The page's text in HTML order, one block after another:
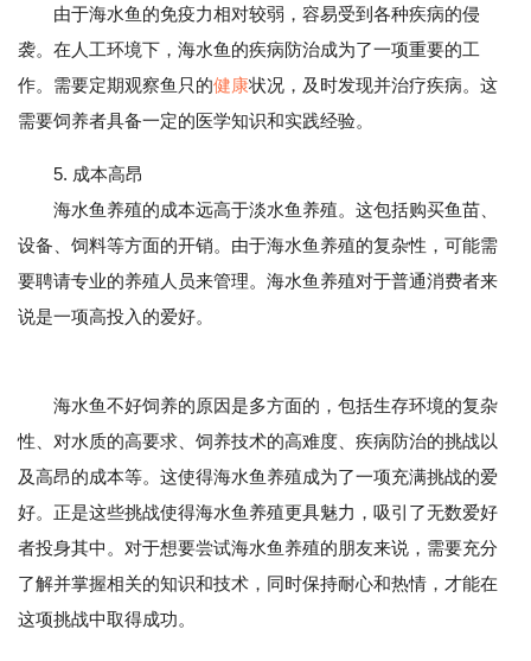
由于海水鱼的免疫力相对较弱，容易受到各种疾病的侵
袭。在人工环境下，海水鱼的疾病防治成为了一项重要的工
作。需要定期观察鱼只的健康状况，及时发现并治疗疾病。这
需要饲养者具备一定的医学知识和实践经验。
5. 成本高昂
海水鱼养殖的成本远高于淡水鱼养殖。这包括购买鱼苗、
设备、饲料等方面的开销。由于海水鱼养殖的复杂性，可能需
要聘请专业的养殖人员来管理。海水鱼养殖对于普通消费者来
说是一项高投入的爱好。
海水鱼不好饲养的原因是多方面的，包括生存环境的复杂
性、对水质的高要求、饲养技术的高难度、疾病防治的挑战以
及高昂的成本等。这使得海水鱼养殖成为了一项充满挑战的爱
好。正是这些挑战使得海水鱼养殖更具魅力，吸引了无数爱好
者投身其中。对于想要尝试海水鱼养殖的朋友来说，需要充分
了解并掌握相关的知识和技术，同时保持耐心和热情，才能在
这项挑战中取得成功。